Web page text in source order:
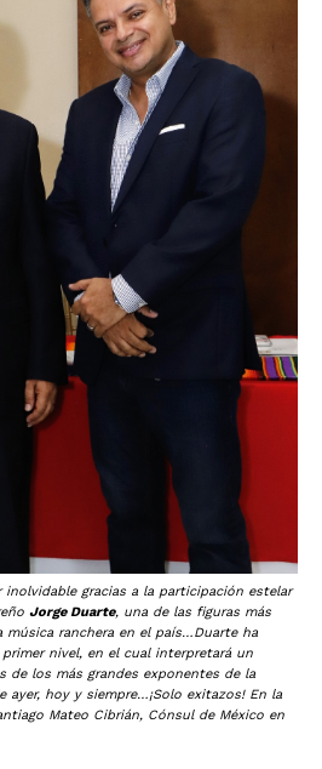
gracias a la participación estelar
Jorge Duarte, una de las figuras más
música ranchera en el país…Duarte ha
nivel, en el cual interpretará un
de los más grandes exponentes de la
ayer, hoy y siempre…¡Solo exitazos! En la
Mateo Cibrián, Cónsul de México en